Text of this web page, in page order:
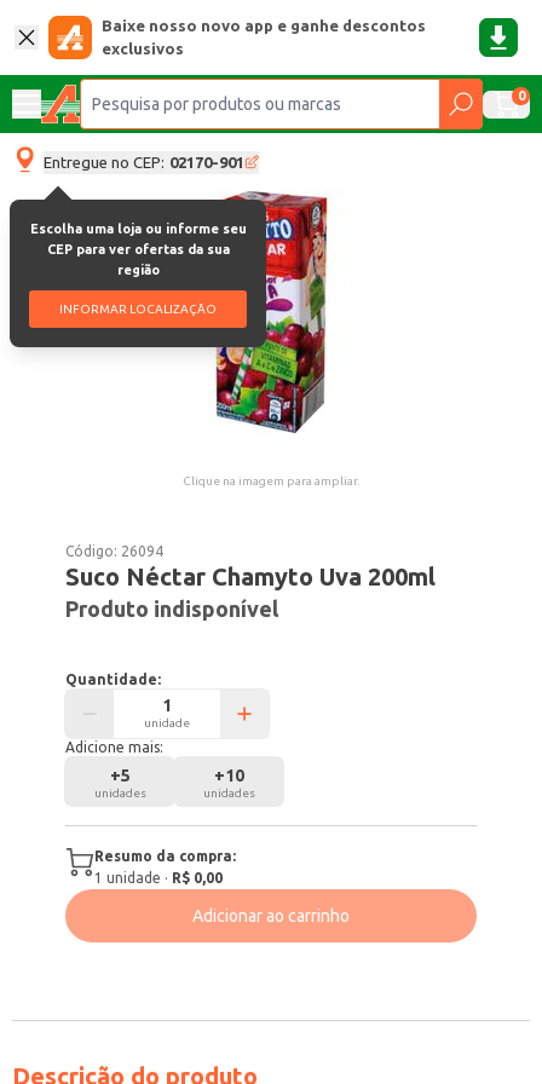
Baixe nosso novo app e ganhe descontos
exclusivos
0
Entregue no CEP: 02170-901
Escolha uma loja ou informe seu
CEP para ver ofertas da sua
região
INFORMAR LOCALIZAÇÃO
Clique na imagem para ampliar.
Código: 26094
Suco Néctar Chamyto Uva 200ml
Produto indisponível
Quantidade:
unidade
Adicione mais:
+5
unidades
+10
unidades
Resumo da compra:
1 unidade · R$ 0,00
Adicionar ao carrinho
Descrição do produto